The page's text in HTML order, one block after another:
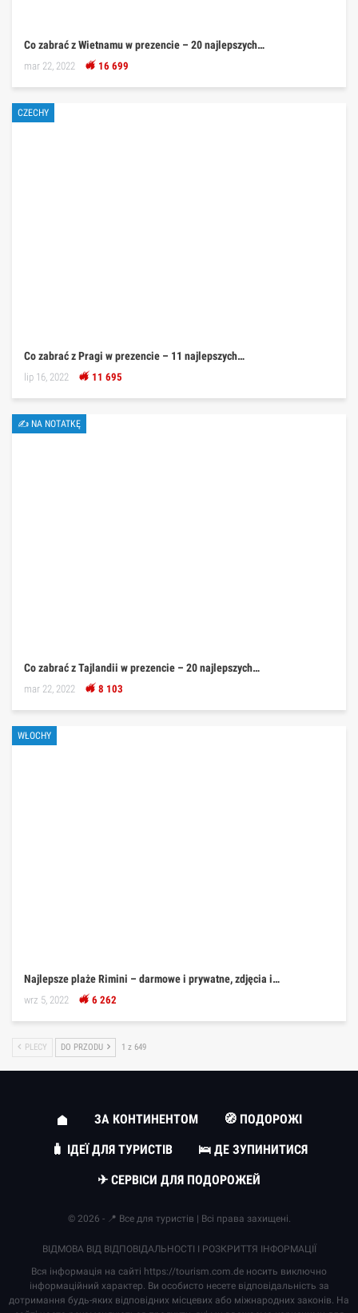
Co zabrać z Wietnamu w prezencie – 20 najlepszych…
mar 22, 2022 16 699
CZECHY
Co zabrać z Pragi w prezencie – 11 najlepszych…
lip 16, 2022 11 695
✍ NA NOTATKĘ
Co zabrać z Tajlandii w prezencie – 20 najlepszych…
mar 22, 2022 8 103
WŁOCHY
Najlepsze plaże Rimini – darmowe i prywatne, zdjęcia i…
wrz 5, 2022 6 262
PLECY DO PRZODU 1 z 649
ЗА КОНТИНЕНТОМ
🧭 ПОДОРОЖІ
🧳 ІДЕЇ ДЛЯ ТУРИСТІВ
🛌 ДЕ ЗУПИНИТИСЯ
✈ СЕРВІСИ ДЛЯ ПОДОРОЖЕЙ
© 2026 - 📍 Все для туристів | Всі права захищені.
ВІДМОВА ВІД ВІДПОВІДАЛЬНОСТІ І РОЗКРИТТЯ ІНФОРМАЦІЇ
Вся інформація на сайті https://tourism.com.de носить виключно
інформаційний характер. Ви особисто несете відповідальність за
дотримання будь-яких відповідних місцевих або міжнародних законів. На